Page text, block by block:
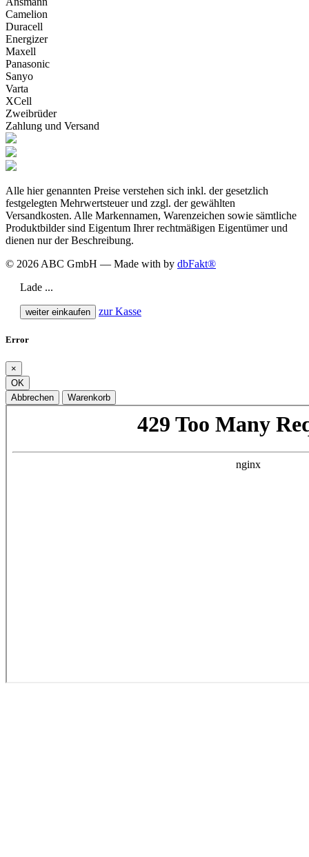
Camelion
Duracell
Energizer
Maxell
Panasonic
Sanyo
Varta
XCell
Zweibrüder
Zahlung und Versand
Alle hier genannten Preise verstehen sich inkl. der gesetzlich
festgelegten Mehrwertsteuer und zzgl. der gewählten
Versandkosten. Alle Markennamen, Warenzeichen sowie sämtliche
Produktbilder sind Eigentum Ihrer rechtmäßigen Eigentümer und
dienen nur der Beschreibung.
© 2026 ABC GmbH — Made with by dbFakt®
Lade ...
weiter einkaufen zur Kasse
Error
×
OK
Abbrechen
Warenkorb